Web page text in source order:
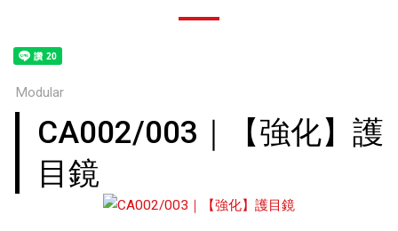
Modular
CA002/003｜【強化】護
目鏡